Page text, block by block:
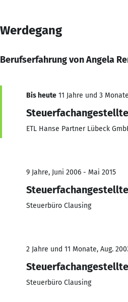
Werdegang
Berufserfahrung von Angela
Bis heute 11 Jahre und 3
Steuerfachangestellte
ETL Hanse Partner Lübeck
9 Jahre, Juni 2006 - Mai 2015
Steuerfachangestellte
Steuerbüro Clausing
2 Jahre und 11 Monate, Aug.
Steuerfachangestellte
Steuerbüro Clausing